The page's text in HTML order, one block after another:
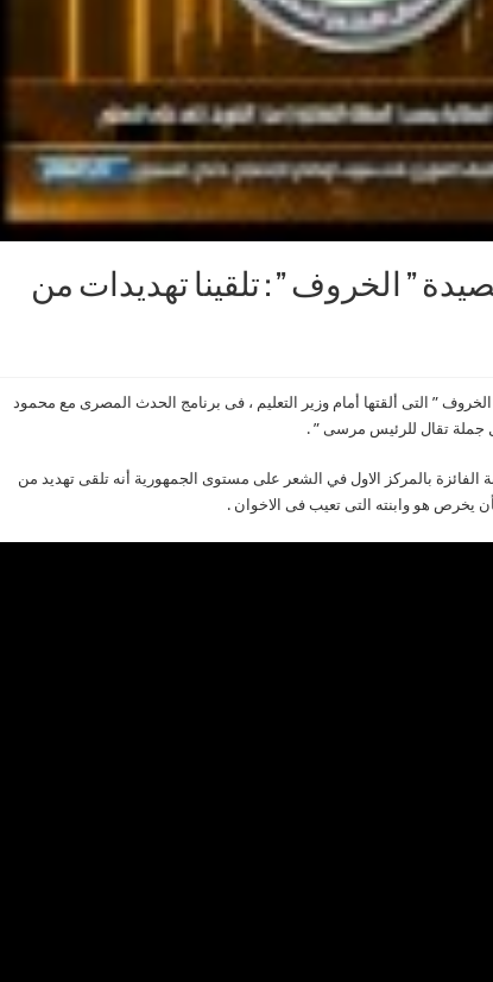
” الخروف ” : تلقينا تهديدات من
” التى ألقتها أمام وزير التعليم ، فى برنامج الحدث المصرى مع محمود
جملة تقال للرئيس مرسى ” .
الفائزة بالمركز الاول في الشعر على مستوى الجمهورية أنه تلقى تهديد من
يخرص هو وابنته التى تعيب فى الاخوان .